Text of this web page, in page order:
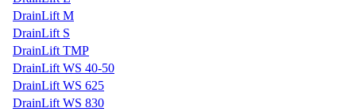
DrainLift M
DrainLift S
DrainLift TMP
DrainLift WS 40-50
DrainLift WS 625
DrainLift WS 830